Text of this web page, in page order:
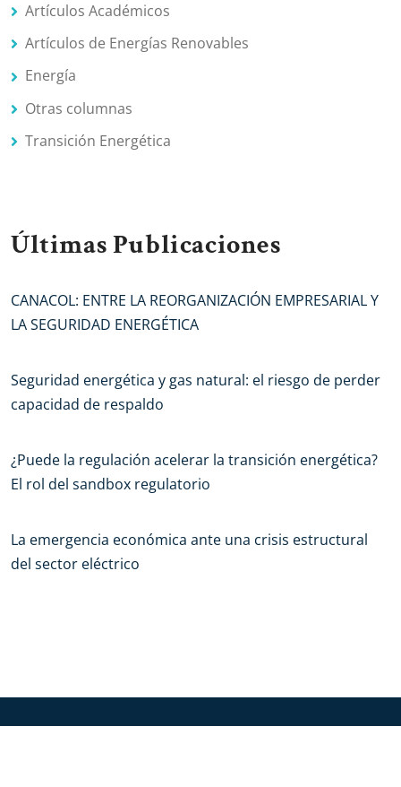
Artículos Académicos
Artículos de Energías Renovables
Energía
Otras columnas
Transición Energética
Últimas Publicaciones
CANACOL: ENTRE LA REORGANIZACIÓN EMPRESARIAL Y
LA SEGURIDAD ENERGÉTICA
Seguridad energética y gas natural: el riesgo de perder
capacidad de respaldo
¿Puede la regulación acelerar la transición energética?
El rol del sandbox regulatorio
La emergencia económica ante una crisis estructural
del sector eléctrico